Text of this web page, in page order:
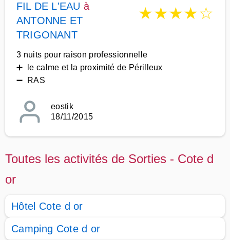
FIL DE L'EAU à
ANTONNE ET
TRIGONANT
★★★★☆
3 nuits pour raison professionnelle
➕ le calme et la proximité de Périlleux
➖ RAS
eostik
18/11/2015
Toutes les activités de Sorties - Cote d
or
Hôtel Cote d or
Camping Cote d or